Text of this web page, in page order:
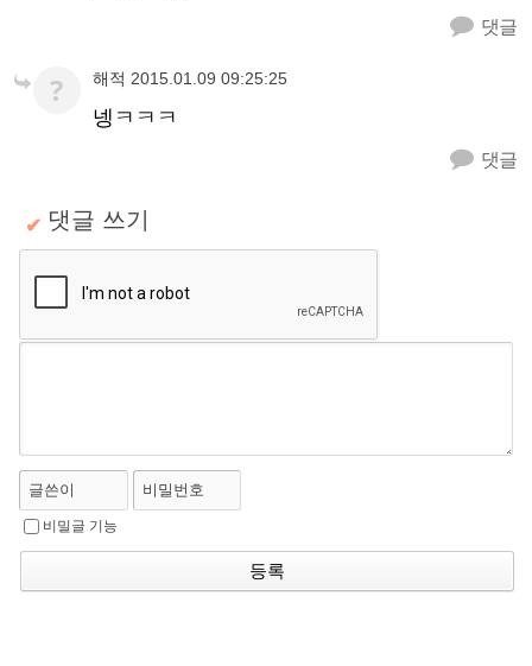
댓글
? 해적 2015.01.09 09:25:25
넹ㅋㅋㅋ
댓글
✔ 댓글 쓰기
글쓴이 비밀번호
비밀글 기능